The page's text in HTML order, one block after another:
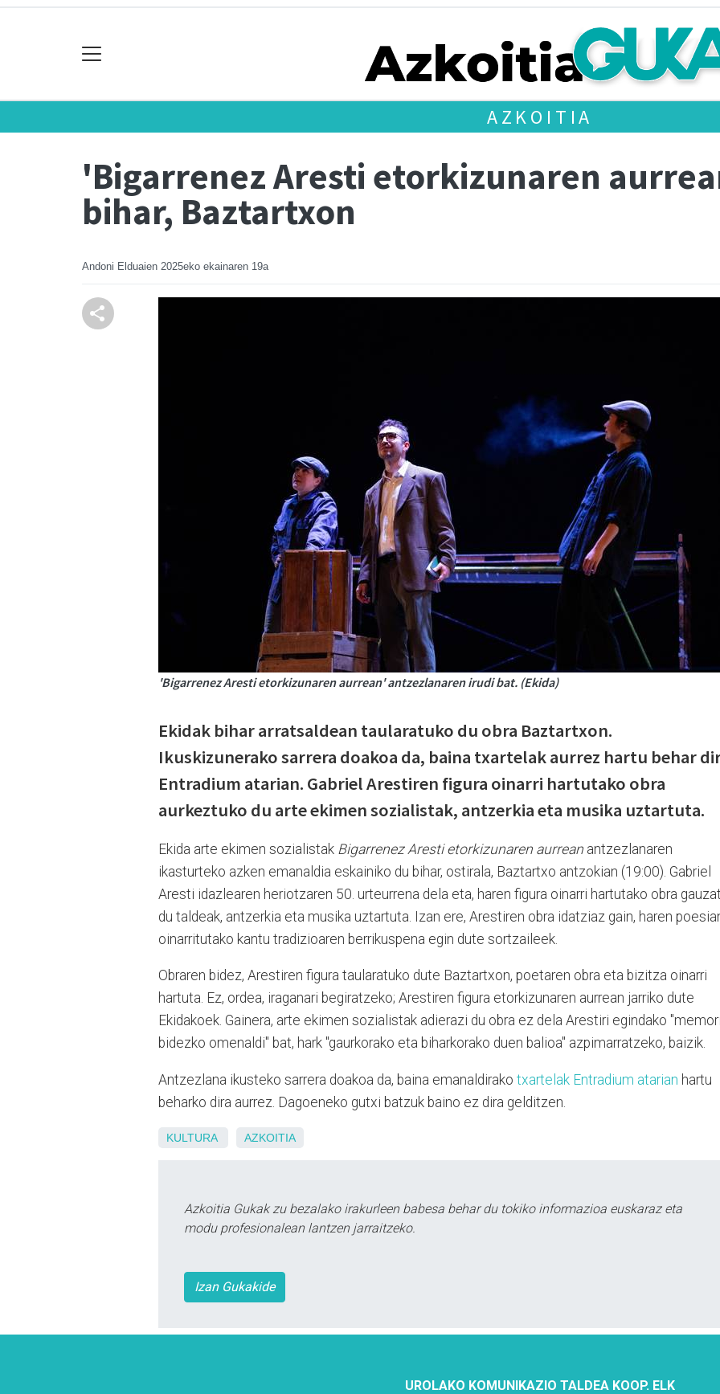
AZKOITIA
'Bigarrenez Aresti etorkizunaren
bihar, Baztartxon
Andoni Elduaien 2025eko ekainaren 19a
'Bigarrenez Aresti etorkizunaren aurrean' antzezlanaren irudi bat. (Ekida)
Ekidak bihar arratsaldean taularatuko du obra Baztartxon.
Ikuskizunerako sarrera doakoa da, baina txartelak aurrez hartu behar
Entradium atarian. Gabriel Arestiren figura oinarri hartutako obra
aurkeztuko du arte ekimen sozialistak, antzerkia eta musika uztartuta.
Ekida arte ekimen sozialistak Bigarrenez Aresti etorkizunaren aurrean antzezlanaren
ikasturteko azken emanaldia eskainiko du bihar, ostirala, Baztartxo antzokian (19:00). Gabriel
Aresti idazlearen heriotzaren 50. urteurrena dela eta, haren figura oinarri hartutako obra
du taldeak, antzerkia eta musika uztartuta. Izan ere, Arestiren obra idatziaz gain, haren
oinarritutako kantu tradizioaren berrikuspena egin dute sortzaileek.
Obraren bidez, Arestiren figura taularatuko dute Baztartxon, poetaren obra eta bizitza oinarri
hartuta. Ez, ordea, iraganari begiratzeko; Arestiren figura etorkizunaren aurrean jarriko dute
Ekidakoek. Gainera, arte ekimen sozialistak adierazi du obra ez dela Arestiri egindako
bidezko omenaldi" bat, hark "gaurkorako eta biharkorako duen balioa" azpimarratzeko, baizik.
Antzezlana ikusteko sarrera doakoa da, baina emanaldirako txartelak Entradium atarian hartu
beharko dira aurrez. Dagoeneko gutxi batzuk baino ez dira gelditzen.
KULTURA AZKOITIA
Azkoitia Gukak zu bezalako irakurleen babesa behar du tokiko informazioa euskaraz eta
modu profesionalean lantzen jarraitzeko.
Izan Gukakide
UROLAKO KOMUNIKAZIO TALDEA KOOP. ELK